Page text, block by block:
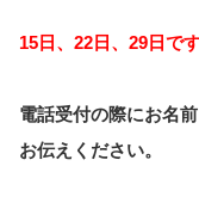
15日、22日、29日です
電話受付の際にお名
お伝えください。